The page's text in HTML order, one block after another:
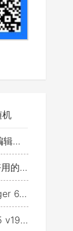
机
利器
站视音频
Nukex等)